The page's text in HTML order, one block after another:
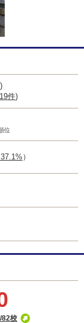
)
19件)
位
）
82校